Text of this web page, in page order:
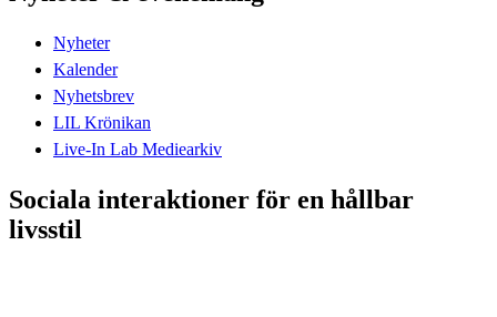
Nyheter
Kalender
Nyhetsbrev
LIL Krönikan
Live-In Lab Mediearkiv
Sociala interaktioner för en hållbar
livsstil